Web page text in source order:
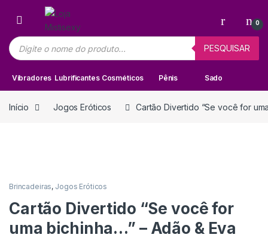
Skip to navigation
Skip to content
0
Pesquisar produtos
PESQUISAR
Vibradores Lubrificantes Cosméticos Pênis Sado
Início Jogos Eróticos Cartão Divertido “Se você for
Brincadeiras, Jogos Eróticos
Cartão Divertido “Se você for
uma bichinha…” – Adão & Eva